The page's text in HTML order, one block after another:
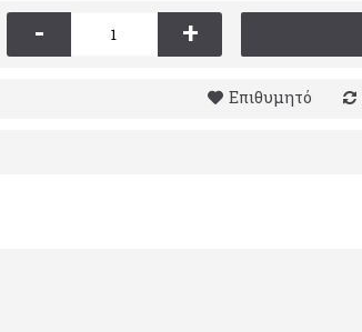
- +
Επιθυμητό